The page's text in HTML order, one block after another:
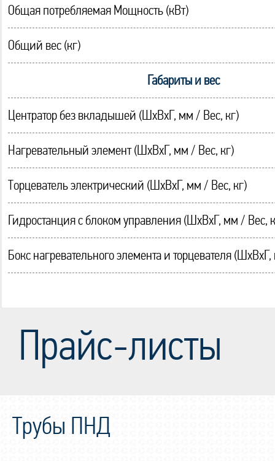
Общая потребляемая Мощность (кВт)
Общий вес (кг)
Габариты и вес
Центратор без вкладышей (ШхВхГ, мм / Вес, кг)
Нагревательный элемент (ШхВхГ, мм / Вес, кг)
Торцеватель электрический (ШхВхГ, мм / Вес, кг)
Гидростанция с блоком управления (ШхВхГ, мм / Вес,
Бокс нагревательного элемента и торцевателя
Прайс-листы
Трубы ПНД